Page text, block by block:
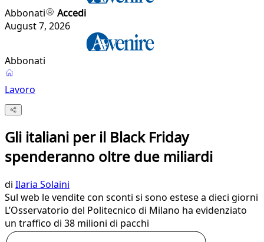
Abbonati
Accedi
August 7, 2026
Abbonati
Lavoro
Gli italiani per il Black Friday
spenderanno oltre due miliardi
di Ilaria Solaini
Sul web le vendite con sconti si sono estese a dieci giorni
L’Osservatorio del Politecnico di Milano ha evidenziato
un traffico di 38 milioni di pacchi